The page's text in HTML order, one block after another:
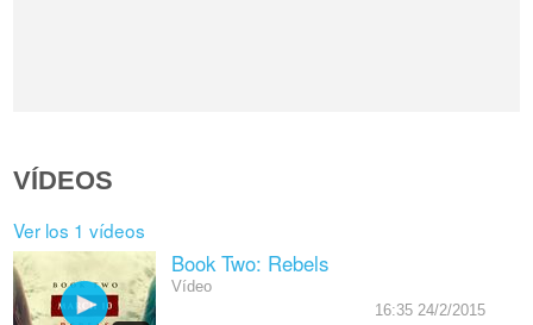
VÍDEOS
Ver los 1 vídeos
Book Two: Rebels
Vídeo
16:35 24/2/2015